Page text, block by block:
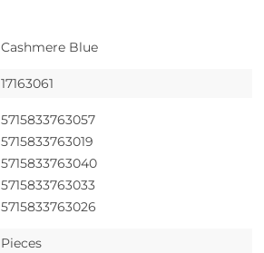
Cashmere Blue
17163061
5715833763057
5715833763019
5715833763040
5715833763033
5715833763026
Pieces